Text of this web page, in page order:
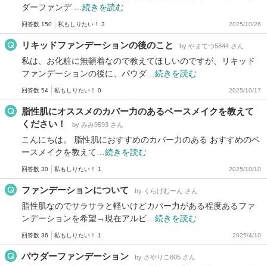
ダーファンデ … 続きを読む
回答数 150 私もしりたい！ 3 2025/10/26
リキッドファンデーションの後のこと by やまてつ5844 さん
私は、お化粧に無頓着なので教えてほしいのですが、リキッド
ファンデーションの後に、パウダ… 続きを読む
回答数 54 私もしりたい！ 0 2025/10/17
脂性肌にオススメのカバー力のあるベースメイクを教えて
ください！
by みみ9593 さん
こんにちは。 脂性肌におすすめのカバー力のある おすすめのベ
ースメイクを教えて… 続きを読む
回答数 30 私もしりたい！ 1 2025/10/10
ファンデーションについて by くらげむーん さん
脂性肌なのでサラサラと軽いけどカバー力がある程度あるファ
ンデーションを希望→現在アルビ… 続きを読む
回答数 36 私もしりたい！ 1 2025/4/10
パウダーファンデーション by さやりこ605 さん